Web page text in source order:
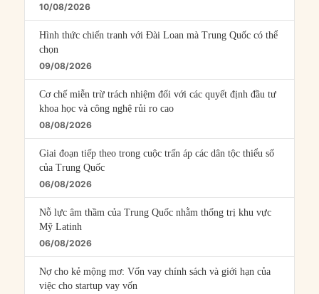
10/08/2026
Hình thức chiến tranh với Đài Loan mà Trung Quốc có thể
chọn
09/08/2026
Cơ chế miễn trừ trách nhiệm đối với các quyết định đầu tư
khoa học và công nghệ rủi ro cao
08/08/2026
Giai đoạn tiếp theo trong cuộc trấn áp các dân tộc thiểu số
của Trung Quốc
06/08/2026
Nỗ lực âm thầm của Trung Quốc nhằm thống trị khu vực
Mỹ Latinh
06/08/2026
Nợ cho kẻ mộng mơ: Vốn vay chính sách và giới hạn của
việc cho startup vay vốn